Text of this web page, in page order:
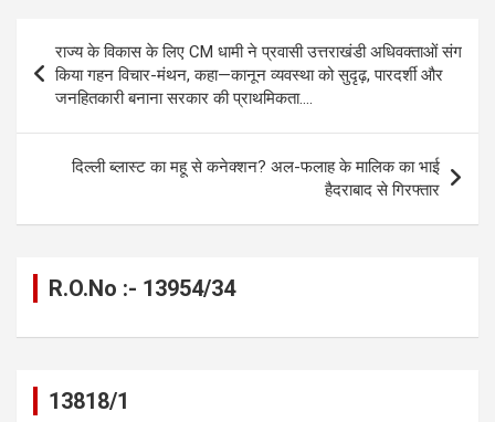
b
o
o
k
g
er
s
A
p
p
gr
a
m
Li
n
e
navigation
राज्य के विकास के लिए CM धामी ने प्रवासी उत्तराखंडी अधिवक्ताओं संग
किया गहन विचार-मंथन, कहा—कानून व्यवस्था को सुदृढ़, पारदर्शी और
जनहितकारी बनाना सरकार की प्राथमिकता….
दिल्ली ब्लास्ट का महू से कनेक्शन? अल-फलाह के मालिक का भाई
हैदराबाद से गिरफ्तार
R.O.No :- 13954/34
13818/1